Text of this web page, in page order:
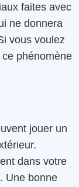
faites avec
ne donnera
vous voulez
phénomène
jouer un
dans votre
Une bonne